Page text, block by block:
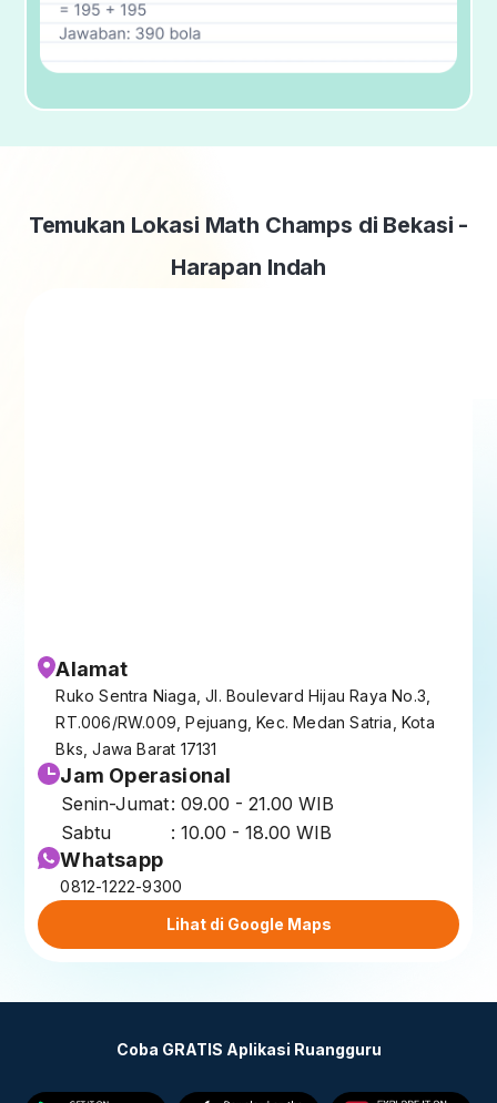
Temukan Lokasi Math Champs di Bekasi -
Harapan Indah
Alamat
Ruko Sentra Niaga, Jl. Boulevard Hijau Raya No.3,
RT.006/RW.009, Pejuang, Kec. Medan Satria, Kota
Bks, Jawa Barat 17131
Jam Operasional
Senin-Jumat: 09.00 - 21.00 WIB
Sabtu
: 10.00 - 18.00 WIB
Whatsapp
0812-1222-9300
Lihat di Google Maps
Coba GRATIS Aplikasi Ruangguru